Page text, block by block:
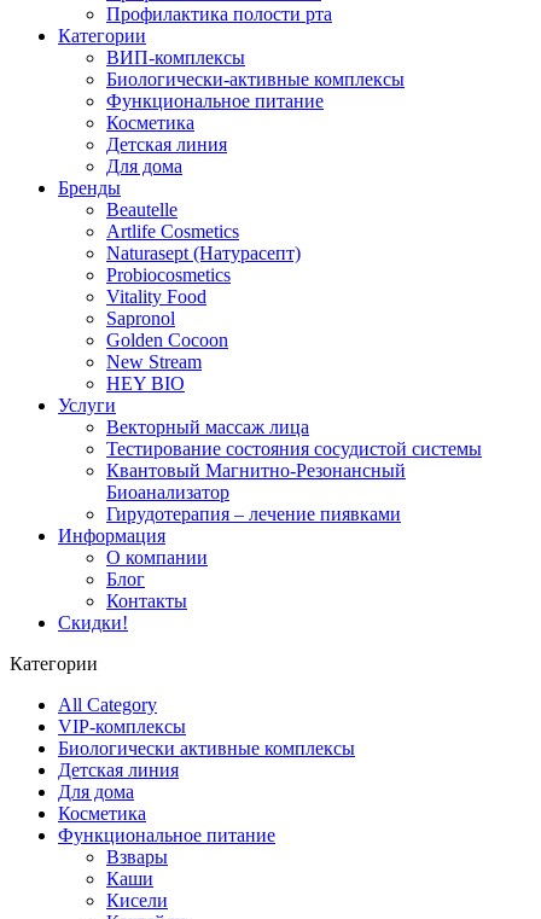
Профилактика полости рта
Категории
ВИП-комплексы
Биологически-активные комплексы
Функциональное питание
Косметика
Детская линия
Для дома
Бренды
Beautelle
Artlife Cosmetics
Naturasept (Натурасепт)
Probiocosmetics
Vitality Food
Sapronol
Golden Cocoon
New Stream
HEY BIO
Услуги
Векторный массаж лица
Тестирование состояния сосудистой системы
Квантовый Магнитно-Резонансный
Биоанализатор
Гирудотерапия – лечение пиявками
Информация
О компании
Блог
Контакты
Скидки!
Категории
All Category
VIP-комплексы
Биологически активные комплексы
Детская линия
Для дома
Косметика
Функциональное питание
Взвары
Каши
Кисели